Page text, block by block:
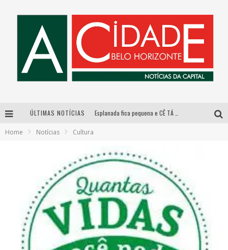
ÚLTIMAS NOTÍCIAS
Galeria Murilo Castro promove curso sobre a História da Arte Brasileira, do Modernismo à produção contemporânea
Home Notícias Cultura